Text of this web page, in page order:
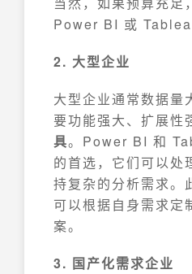
Power BI 或
2. 大型企业
大型企业通常数据量
要功能强大、扩展性
具。Power BI 和
的首选，它们可以处
持复杂的分析需求。
可以根据自身需求定
案。
3. 国产化需求企业